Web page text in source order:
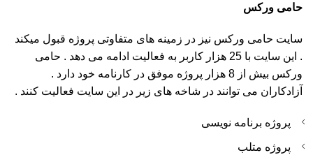
حامی ورکس
سایت حامی ورکس نیز در زمینه های متفاوتی پروژه قبول میکند
. این سایت با 25 هزار کاربر به فعالیت ادامه می دهد . حامی
ورکس بیش از 8 هزار پروژه موفق در کارنامه خود دارد .
آزادکاران می توانند در شاخه های زیر در این سایت فعالیت کنند .
پروژه برنامه نویسی
پروژه متلب